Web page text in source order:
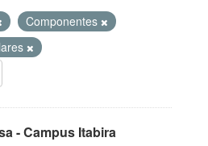
Componentes
- Campus Itabira